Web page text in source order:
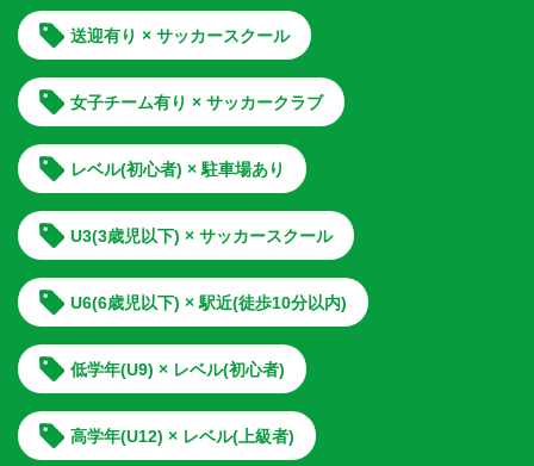
送迎有り × サッカースクール
女子チーム有り × サッカークラブ
レベル(初心者) × 駐車場あり
U3(3歳児以下) × サッカースクール
U6(6歳児以下) × 駅近(徒歩10分以内)
低学年(U9) × レベル(初心者)
高学年(U12) × レベル(上級者)